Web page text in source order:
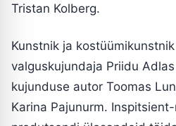
Tristan Kolberg.
Kunstnik ja
valguskujundaja Priidu
kujunduse autor Toomas
Karina Pajunurm.